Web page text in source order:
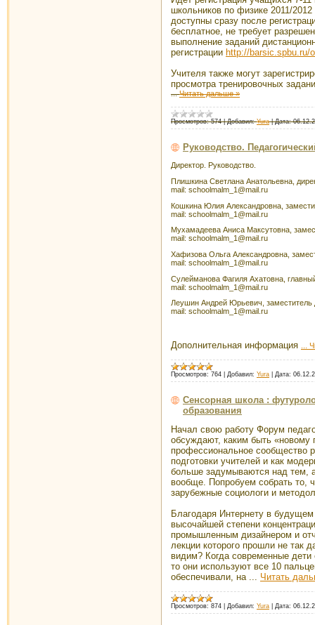
школьников по физике 2011/
доступны сразу после
бесплатное, не требует
выполнение заданий
регистрации http://
Учителя также могут
просмотра тренировочных
...Читать дальше »
Просмотров: 574 |Добавил: Yura |Дата:
Руководство.
Директор. Руководство.
Плишкина Светлана Анатольевна,
mail: schoolmalm_1@mail.ru
Кошкина Юлия Александровна,
mail: schoolmalm_1@mail.ru
Мухамадеева Аниса Максутовна,
mail: schoolmalm_1@mail.ru
Хафизова Ольга Александровна,
mail: schoolmalm_1@mail.ru
Сулейманова Фагиля Ахатовна,
mail: schoolmalm_1@mail.ru
Леушин Андрей Юрьевич, заместитель
mail: schoolmalm_1@mail.ru
Дополнительная информация
Просмотров: 764 Добавил: Yura Дата:
Сенсорная школа :
образования
Начал свою работу Форум
обсуждают, каким быть «новому
профессиональное сообщество
подготовки учителей и как
больше задумываются над тем,
вообще. Попробуем собрать то,
зарубежные социологи и
Благодаря Интернету в
высочайшей степени
промышленным дизайнером и
лекции которого прошли не так
видим? Когда современные
то они используют все 10
обеспечивали, на ... Читать
Просмотров: 874 Добавил: Yura Дата: